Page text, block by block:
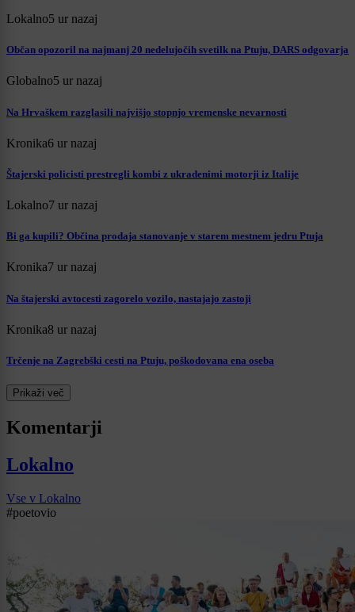
Lokalno5 ur nazaj
Občan opozoril na najmanj 20 nedelujočih svetilk na Ptuju, DARS odgovarja
Globalno5 ur nazaj
Na Hrvaškem razglasili najvišjo stopnjo vremenske nevarnosti
Kronika6 ur nazaj
Štajerski policisti prestregli kombi z ukradenimi motorji iz Italije
Lokalno7 ur nazaj
Bi ga kupili? Občina prodaja stanovanje v starem mestnem jedru Ptuja
Kronika7 ur nazaj
Na štajerski avtocesti zagorelo vozilo, nastajajo zastoji
Kronika8 ur nazaj
Trčenje na Zagrebški cesti na Ptuju, poškodovana ena oseba
Prikaži več
Komentarji
Lokalno
Vse v Lokalno
#poetovio